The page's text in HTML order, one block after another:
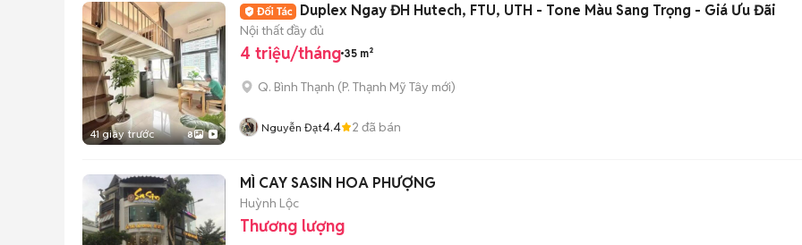
41 giây trước 8
Duplex Ngay ĐH Hutech, FTU, UTH - Tone Màu Sang Trọng - Giá Ưu Đãi
Nội thất đầy đủ
4 triệu/tháng 35 m²
Q. Bình Thạnh (P. Thạnh Mỹ Tây mới)
Nguyễn Đạt4.4 2 đã bán
MÌ CAY SASIN HOA PHƯỢNG
Huỳnh Lộc
Thương lượng